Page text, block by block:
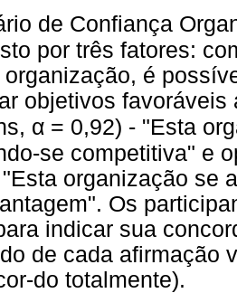
de Confiança
por três fatores:
organização, é
objetivos
α = 0,92) - "Esta
se competitiva" e
organização se
Os
indicar sua
de cada afirmação
do totalmente).